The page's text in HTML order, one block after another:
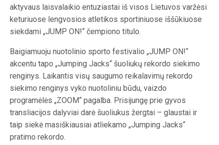
aktyvaus laisvalaikio entuziastai iš visos Lietuvos varžėsi
keturiuose lengvosios atletikos sportiniuose iššūkiuose
siekdami „JUMP ON!“ čempiono titulo.
Baigiamuoju nuotolinio sporto festivalio „JUMP ON!“
akcentu tapo „Jumping Jacks“ šuoliukų rekordo siekimo
renginys. Laikantis visų saugumo reikalavimų rekordo
siekimo renginys vyko nuotoliniu būdu, vaizdo
programėlės „ZOOM“ pagalba. Prisijungę prie gyvos
transliacijos dalyviai darė šuoliukus žergtai – glaustai ir
taip siekė masiškiausiai atliekamo „Jumping Jacks“
pratimo rekordo.